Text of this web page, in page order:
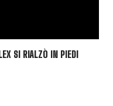
SI RIALZÒ IN PIEDI